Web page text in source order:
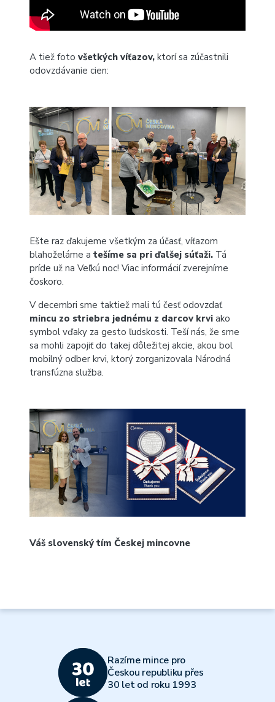
A tiež foto všetkých víťazov, ktorí sa zúčastnili
odovzdávanie cien:
Ešte raz ďakujeme všetkým za účasť, víťazom
blahoželáme a tešíme sa pri ďalšej súťaži. Tá
príde už na Veľkú noc! Viac informácií zverejníme
čoskoro.
V decembri sme taktiež mali tú česť odovzdať
mincu zo striebra jednému z darcov krvi ako
symbol vďaky za gesto ľudskosti. Teší nás, že sme
sa mohli zapojiť do takej dôležitej akcie, akou bol
mobilný odber krvi, ktorý zorganizovala Národná
transfúzna služba.
Váš slovenský tím Českej mincovne
Razíme mince pro
Českou republiku přes
30 let od roku 1993